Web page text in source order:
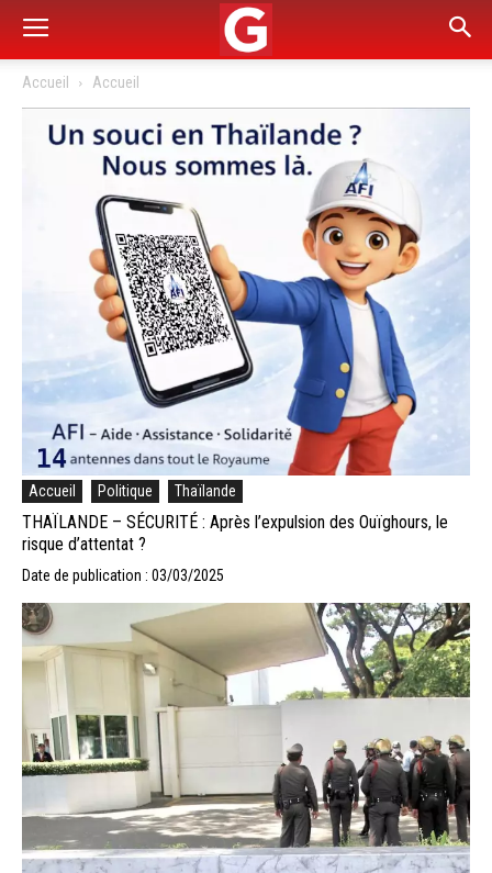
Accueil Accueil
Accueil Politique Thaïlande
THAÏLANDE – SÉCURITÉ : Après l’expulsion des Ouïghours, le
risque d’attentat ?
Date de publication : 03/03/2025